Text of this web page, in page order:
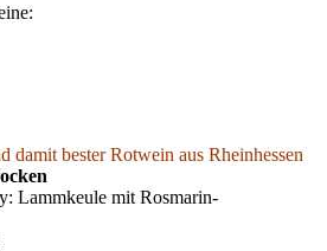
damit bester Rotwein aus Rheinhessen
Lammkeule mit Rosmarin-